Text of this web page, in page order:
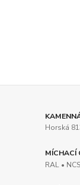
Horská
MÍCHACÍ
RAL •